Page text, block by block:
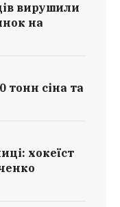
вирушили
на
тонн сіна та
хокеїст